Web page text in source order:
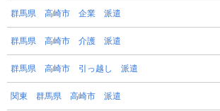
群馬県 高崎市 企業 派遣
群馬県 高崎市 介護 派遣
群馬県 高崎市 引っ越し 派遣
関東 群馬県 高崎市 派遣